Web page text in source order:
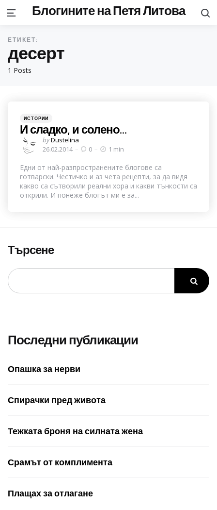
MenuБлогините на Петя Литова
1 Posts
ЕТИКЕТ:
десерт
Categories
Posted
ИСТОРИИ
И сладко, и солено…
Posted
by
byDustelina
26.02.2014
0 1 min
Едни от най-разпространените блогове са
готварски. Честичко и аз чета рецепти, за да видя
какво са сътворили реални хора и какви тънкости са
открили. И понеже блогът ми е за...
Търсене
Последни публикации
Опашка за нерви
Спирачки пред живота
Тежката броня на силната жена
Срамът от комплимента
Плащах за отлагане